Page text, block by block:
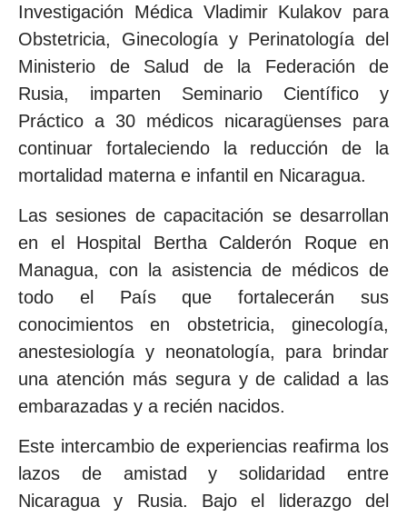
Investigación Médica Vladimir Kulakov para
Obstetricia, Ginecología y Perinatología del
Ministerio de Salud de la Federación de
Rusia, imparten Seminario Científico y
Práctico a 30 médicos nicaragüenses para
continuar fortaleciendo la reducción de la
mortalidad materna e infantil en Nicaragua.
Las sesiones de capacitación se desarrollan
en el Hospital Bertha Calderón Roque en
Managua, con la asistencia de médicos de
todo el País que fortalecerán sus
conocimientos en obstetricia, ginecología,
anestesiología y neonatología, para brindar
una atención más segura y de calidad a las
embarazadas y a recién nacidos.
Este intercambio de experiencias reafirma los
lazos de amistad y solidaridad entre
Nicaragua y Rusia. Bajo el liderazgo del